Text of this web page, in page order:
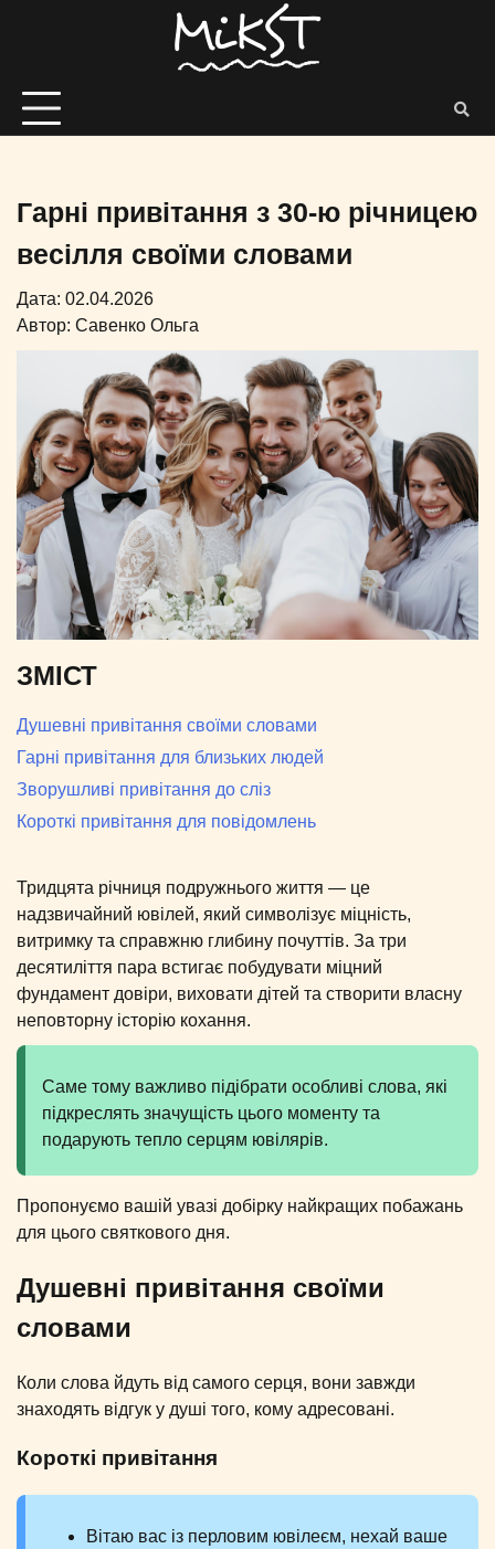
Гарні привітання з 30-ю річницею
весілля своїми словами
Дата: 02.04.2026
Автор: Савенко Ольга
ЗМІСТ
Душевні привітання своїми словами
Гарні привітання для близьких людей
Зворушливі привітання до сліз
Короткі привітання для повідомлень
Тридцята річниця подружнього життя — це
надзвичайний ювілей, який символізує міцність,
витримку та справжню глибину почуттів. За три
десятиліття пара встигає побудувати міцний
фундамент довіри, виховати дітей та створити власну
неповторну історію кохання.
Саме тому важливо підібрати особливі слова, які
підкреслять значущість цього моменту та
подарують тепло серцям ювілярів.
Пропонуємо вашій увазі добірку найкращих побажань
для цього святкового дня.
Душевні привітання своїми
словами
Коли слова йдуть від самого серця, вони завжди
знаходять відгук у душі того, кому адресовані.
Короткі привітання
Вітаю вас із перловим ювілеєм, нехай ваше